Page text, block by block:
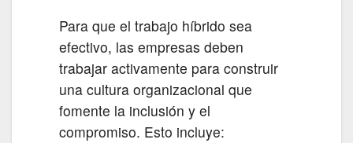
Para que el trabajo híbrido sea
efectivo, las empresas deben
trabajar activamente para construir
una cultura organizacional que
fomente la inclusión y el
compromiso. Esto incluye: